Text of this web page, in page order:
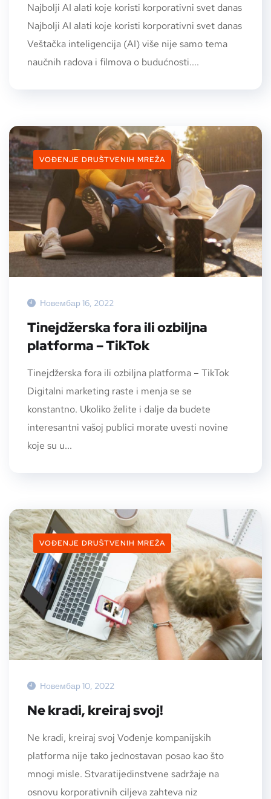
Najbolji AI alati koje koristi korporativni svet danas
Najbolji AI alati koje koristi korporativni svet danas
Veštačka inteligencija (AI) više nije samo tema
naučnih radova i filmova o budućnosti....
VOĐENJE DRUŠTVENIH MREŽA
Новембар 16, 2022
Tinejdžerska fora ili ozbiljna
platforma – TikTok
Tinejdžerska fora ili ozbiljna platforma – TikTok
Digitalni marketing raste i menja se se
konstantno. Ukoliko želite i dalje da budete
interesantni vašoj publici morate uvesti novine
koje su u...
VOĐENJE DRUŠTVENIH MREŽA
Новембар 10, 2022
Ne kradi, kreiraj svoj!
Ne kradi, kreiraj svoj Vođenje kompanijskih
platforma nije tako jednostavan posao kao što
mnogi misle. Stvaratijedinstvene sadržaje na
osnovu korporativnih ciljeva zahteva niz